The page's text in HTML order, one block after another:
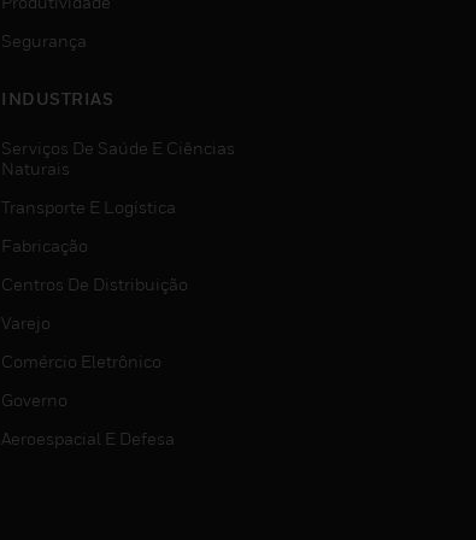
Segurança
INDUSTRIAS
Serviços De Saúde E Ciências
Naturais
Transporte E Logística
Fabricação
Centros De Distribuição
Varejo
Comércio Eletrônico
Governo
Aeroespacial E Defesa